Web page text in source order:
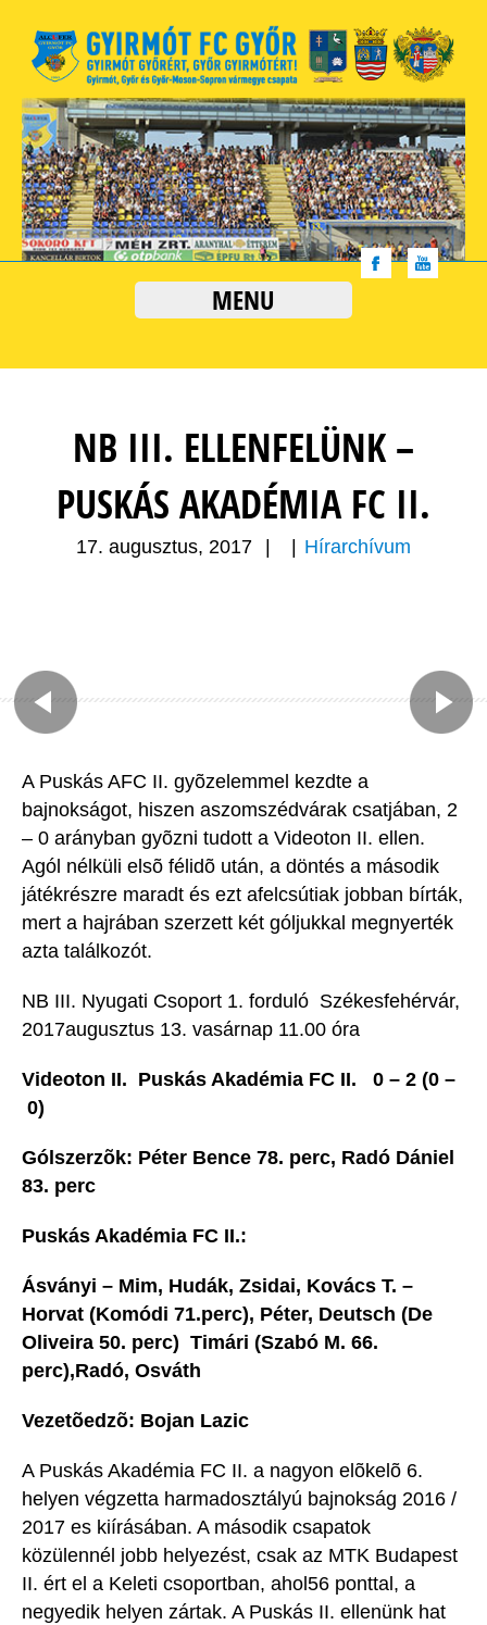
MENU
NB III. ELLENFELÜNK –
PUSKÁS AKADÉMIA FC II.
17. augusztus, 2017 Hírarchívum
A Puskás AFC II. gyõzelemmel kezdte a
bajnokságot, hiszen aszomszédvárak csatjában, 2
– 0 arányban gyõzni tudott a Videoton II. ellen.
Agól nélküli elsõ félidõ után, a döntés a második
játékrészre maradt és ezt afelcsútiak jobban bírták,
mert a hajrában szerzett két góljukkal megnyerték
azta találkozót.
NB III. Nyugati Csoport 1. forduló  Székesfehérvár,
2017augusztus 13. vasárnap 11.00 óra
Videoton II.  Puskás Akadémia FC II. 0 – 2 (0 –
0)
Gólszerzõk: Péter Bence 78. perc, Radó Dániel
83. perc
Puskás Akadémia FC II.:
Ásványi – Mim, Hudák, Zsidai, Kovács T. –
Horvat (Komódi 71.perc), Péter, Deutsch (De
Oliveira 50. perc)  Timári (Szabó M. 66.
perc),Radó, Osváth
Vezetõedzõ: Bojan Lazic
A Puskás Akadémia FC II. a nagyon elõkelõ 6.
helyen végzetta harmadosztályú bajnokság 2016 /
2017 es kiírásában. A második csapatok
közülennél jobb helyezést, csak az MTK Budapest
II. ért el a Keleti csoportban, ahol56 ponttal, a
negyedik helyen zártak. A Puskás II. ellenünk hat